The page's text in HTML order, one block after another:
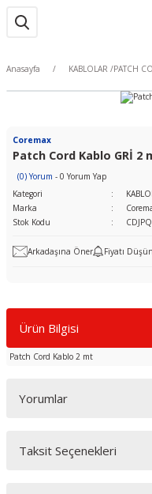
Anasayfa KABLOLAR /PATCH
Coremax
Patch Cord Kablo GRİ 2
(0) Yorum - 0 Yorum Yap
Kategori
Marka
Stok Kodu
Arkadaşına Öner Fiyatı
Ürün Bilgisi
Patch Cord Kablo 2 mt
Yorumlar
Bu ürüne
Taksit Seçenekleri